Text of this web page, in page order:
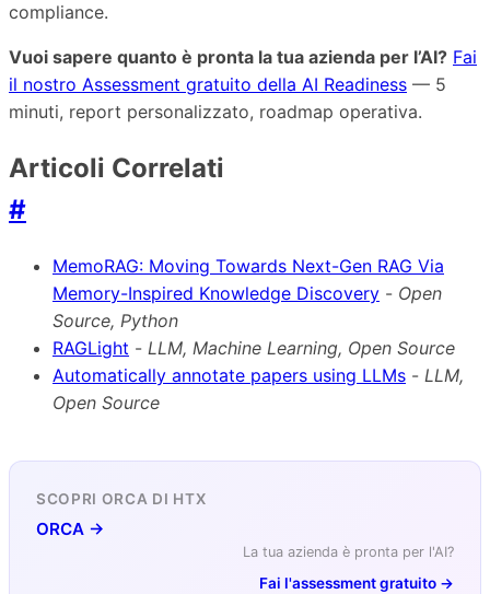
compliance.
Vuoi sapere quanto è pronta la tua azienda per l’AI? Fai
il nostro Assessment gratuito della AI Readiness — 5
minuti, report personalizzato, roadmap operativa.
Articoli Correlati
#
MemoRAG: Moving Towards Next-Gen RAG Via
Memory-Inspired Knowledge Discovery - Open
Source, Python
RAGLight - LLM, Machine Learning, Open Source
Automatically annotate papers using LLMs - LLM,
Open Source
SCOPRI ORCA DI HTX
ORCA →
La tua azienda è pronta per l'AI?
Fai l'assessment gratuito →